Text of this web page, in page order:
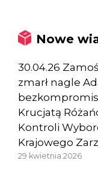
Nowe
30.04.26
zmarł nagle
Krucjatą
Kontroli
Krajowego
29 kwietnia 2026